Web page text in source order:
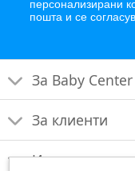
персонализирани
пошта и се
За Baby Center
За клиенти
Интернет